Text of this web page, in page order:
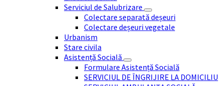
Serviciul de Salubrizare
Colectare separată deșeuri
Colectare deșeuri vegetale
Urbanism
Stare civila
Asistență Socială
Formulare Asistență Socială
SERVICIUL DE ÎNGRIJIRE LA DOMICILIU